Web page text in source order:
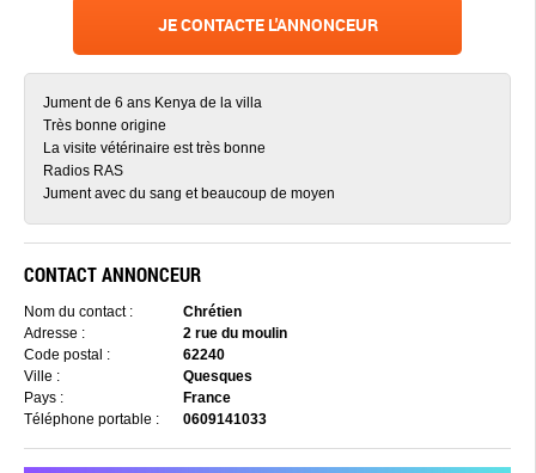
JE CONTACTE L'ANNONCEUR
Jument de 6 ans Kenya de la villa
Très bonne origine
La visite vétérinaire est très bonne
Radios RAS
Jument avec du sang et beaucoup de moyen
CONTACT ANNONCEUR
Nom du contact :
Chrétien
Adresse :
2 rue du moulin
Code postal :
62240
Ville :
Quesques
Pays :
France
Téléphone portable :
0609141033